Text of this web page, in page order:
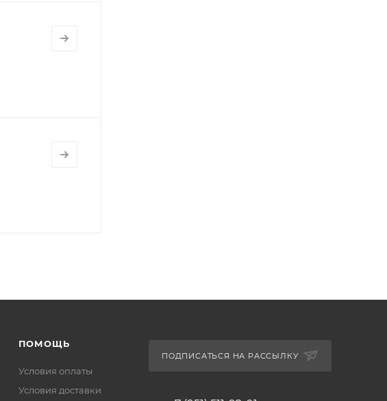
ПОМОЩЬ
Условия оплаты
Условия доставки
ПОДПИСАТЬСЯ НА РАССЫЛКУ